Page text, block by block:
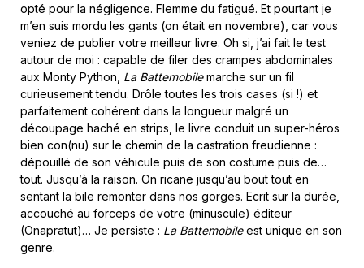
opté pour la négligence. Flemme du fatigué. Et pourtant je
m’en suis mordu les gants (on était en novembre), car vous
veniez de publier votre meilleur livre. Oh si, j’ai fait le test
autour de moi : capable de filer des crampes abdominales
aux Monty Python, La Battemobilemarche sur un fil
curieusement tendu. Drôle toutes les trois cases (si !) et
parfaitement cohérent dans la longueur malgré un
découpage haché en strips, le livre conduit un super-héros
bien con(nu) sur le chemin de la castration freudienne :
dépouillé de son véhicule puis de son costume puis de…
tout. Jusqu’à la raison. On ricane jusqu’au bout tout en
sentant la bile remonter dans nos gorges. Ecrit sur la durée,
accouché au forceps de votre (minuscule) éditeur
(Onapratut)… Je persiste : La Battemobileest unique en son
genre.